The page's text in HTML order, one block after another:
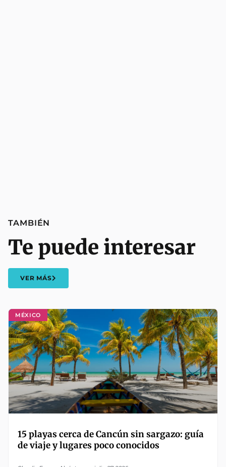
MÉXICO
15 playas cerca de Cancún sin sargazo: guía
de viaje y lugares poco conocidos
TAMBIÉN
Te puede interesar
VER MÁS